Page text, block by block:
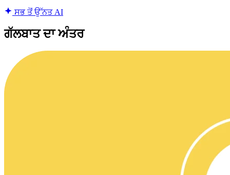
ਸਭ ਤੋਂ ਉੱਨਤ AI
ਗੱਲਬਾਤ ਦਾ ਅੰਤਰ